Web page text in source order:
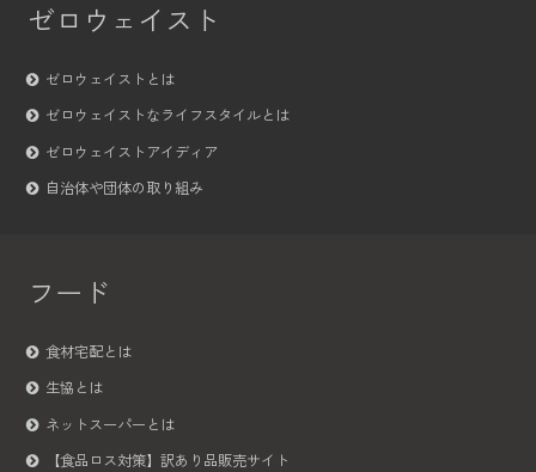
ゼロウェイスト
ゼロウェイストとは
ゼロウェイストなライフスタイルとは
ゼロウェイストアイディア
自治体や団体の取り組み
フード
食材宅配とは
生協とは
ネットスーパーとは
【食品ロス対策】訳あり品販売サイト